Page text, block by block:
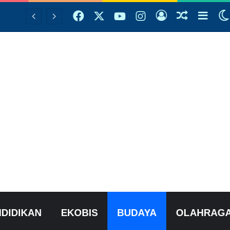
Facebook YouTubeInstagram
Log In
EKOBIS BUDAYA